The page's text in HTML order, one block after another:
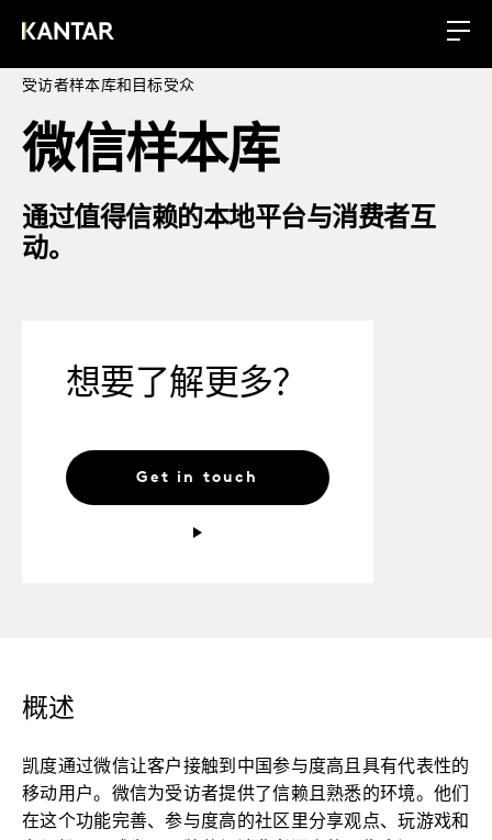
受访者样本库和目标受众
微信样本库
通过值得信赖的本地平台与消费者互
动。
想要了解更多？
Get in touch
概述
凯度通过微信让客户接触到中国参与度高且具有代表性的
移动用户。微信为受访者提供了信赖且熟悉的环境。他们
在这个功能完善、参与度高的社区里分享观点、玩游戏和